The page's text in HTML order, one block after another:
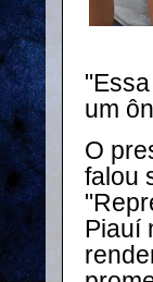
um
O
falou
Piauí